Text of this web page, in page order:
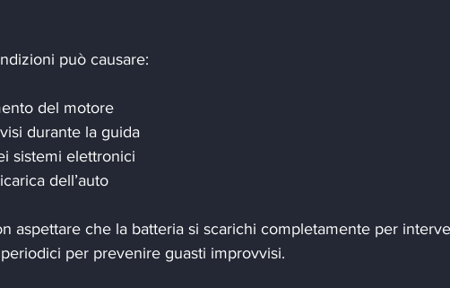
può causare:
del motore
durante la guida
sistemi elettronici
dell’auto
aspettare che la batteria si scarichi completamente per
per prevenire guasti improvvisi.